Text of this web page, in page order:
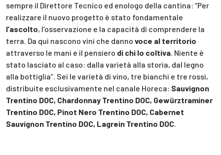
sempre il Direttore Tecnico ed enologo della cantina: “Per
realizzare il nuovo progetto è stato fondamentale
l’ascolto, l’osservazione e la capacità di comprendere la
terra. Da qui nascono vini che danno voce al territorio
attraverso le mani e il pensiero di chi lo coltiva. Niente è
stato lasciato al caso: dalla varietà alla storia, dal legno
alla bottiglia”. Sei le varietà di vino, tre bianchi e tre rossi,
distribuite esclusivamente nel canale Horeca: Sauvignon
Trentino DOC, Chardonnay Trentino DOC, Gewürztraminer
Trentino DOC, Pinot Nero Trentino DOC, Cabernet
Sauvignon Trentino DOC, Lagrein Trentino DOC.